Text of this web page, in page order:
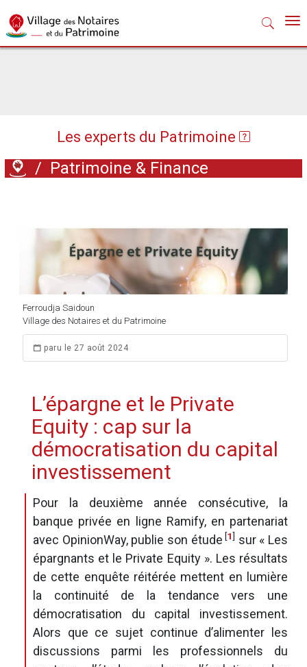
Les experts du Patrimoine
/ Patrimoine & Finance
Ferroudja Saidoun
Village des Notaires et du Patrimoine
paru le 27 août 2024
L’épargne et le Private
Equity : cap sur la
démocratisation du capital
investissement
Pour la deuxième année consécutive, la
banque privée en ligne Ramify, en partenariat
avec OpinionWay, publie son étude [1] sur « Les
épargnants et le Private Equity ». Les résultats
de cette enquête réitérée mettent en lumière
la continuité de la tendance vers une
démocratisation du capital investissement.
Alors que ce sujet continue d’alimenter les
discussions parmi les professionnels du